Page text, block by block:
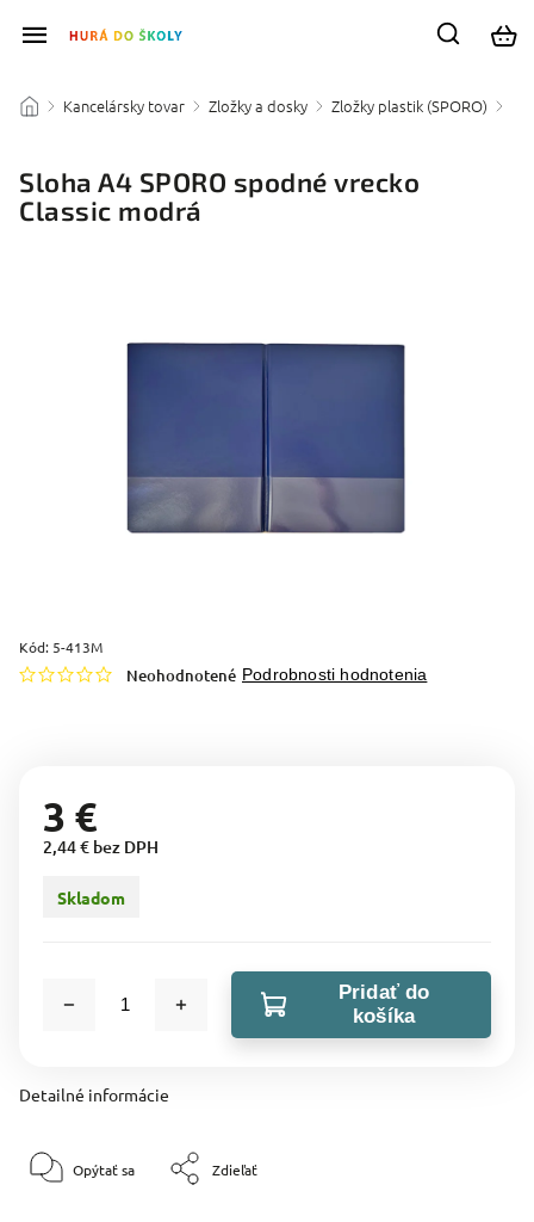
/ Kancelársky tovar / Zložky a dosky / Zložky plastik (SPORO) /
Sloha A4 SPORO spodné vrecko
Classic modrá
Kód: 5-413M
Neohodnotené Podrobnosti hodnotenia
3 €
2,44 € bez DPH
Skladom
Pridať do
košíka
Detailné informácie
Opýtať sa Zdieľať